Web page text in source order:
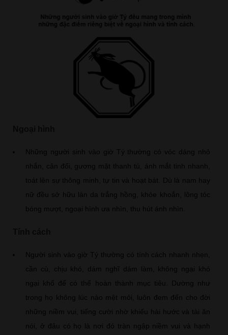
Những người sinh vào giờ Tý thường có vóc dáng nhỏ
nhắn, cân đối, gương mặt thanh tú, ánh mắt tinh nhanh,
toát lên sự thông minh, tự tin và hoạt bát. Dù là nam hay
nữ đều sở hữu làn da trắng hồng, khỏe khoắn, lông tóc
bóng mượt, ngoại hình ưa nhìn, thu hút ánh nhìn.
Người sinh vào giờ Tý thường có tính cách nhanh nhẹn,
cần cù, chịu khó, dám nghĩ dám làm, không ngại khó
ngại khổ để có thể hoàn thành mục tiêu. Dường như
trong họ không lúc nào mệt mỏi, luôn đem đến cho đời
những niềm vui, tiếng cười nhờ khiếu hài hước và tài ăn
nói, ở đâu có họ là nơi đó tràn ngập niềm vui và hạnh